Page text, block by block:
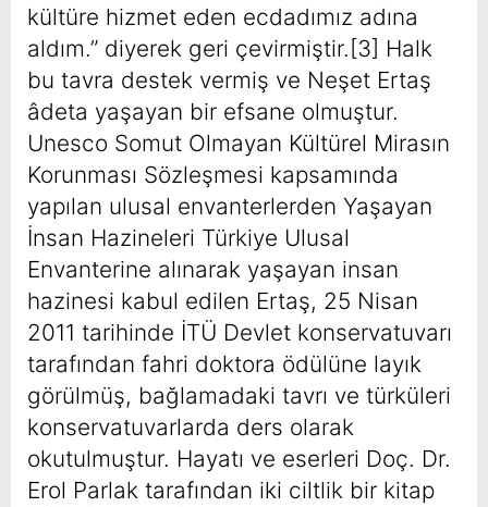
kültüre hizmet eden ecdadımız adına
aldım.” diyerek geri çevirmiştir.[3] Halk
bu tavra destek vermiş ve Neşet Ertaş
âdeta yaşayan bir efsane olmuştur.
Unesco Somut Olmayan Kültürel Mirasın
Korunması Sözleşmesi kapsamında
yapılan ulusal envanterlerden Yaşayan
İnsan Hazineleri Türkiye Ulusal
Envanterine alınarak yaşayan insan
hazinesi kabul edilen Ertaş, 25 Nisan
2011 tarihinde İTÜ Devlet konservatuvarı
tarafından fahri doktora ödülüne layık
görülmüş, bağlamadaki tavrı ve türküleri
konservatuvarlarda ders olarak
okutulmuştur. Hayatı ve eserleri Doç. Dr.
Erol Parlak tarafından iki ciltlik bir kitap